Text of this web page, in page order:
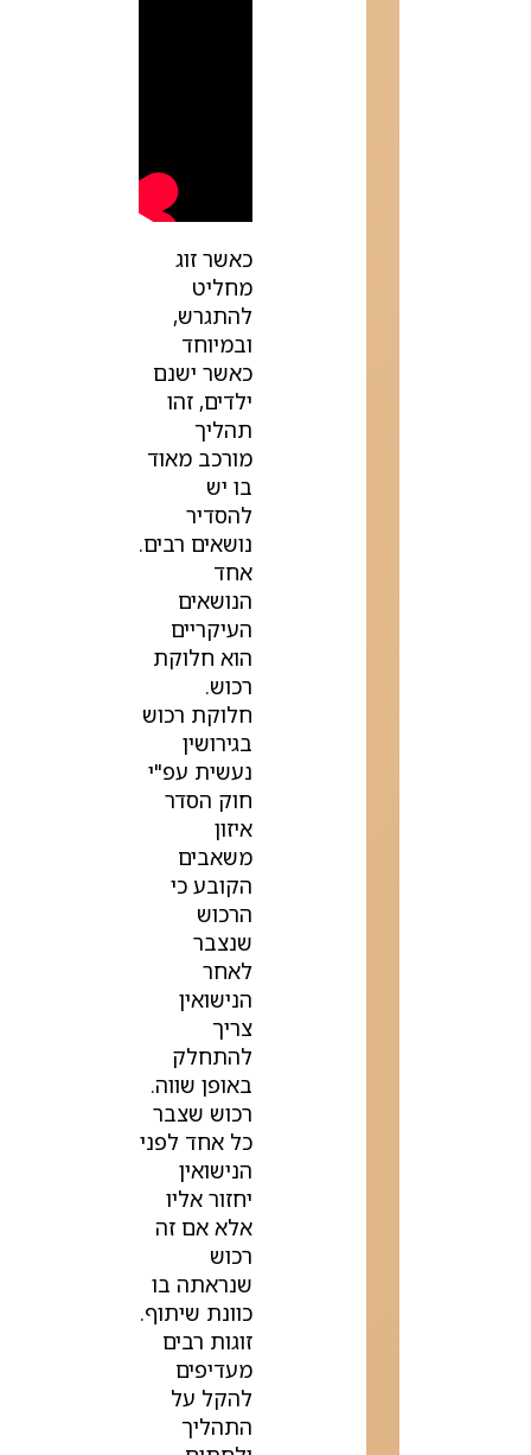
כאשר זוג
מחליט
להתגרש,
ובמיוחד
כאשר ישנם
ילדים, זהו
תהליך
מורכב מאוד
בו יש
להסדיר
נושאים רבים.
אחד
הנושאים
העיקריים
הוא חלוקת
רכוש.
חלוקת רכוש
בגירושין
נעשית עפ"י
חוק הסדר
איזון
משאבים
הקובע כי
הרכוש
שנצבר
לאחר
הנישואין
צריך
להתחלק
באופן שווה.
רכוש שצבר
כל אחד לפני
הנישואין
יחזור אליו
אלא אם זה
רכוש
שנראתה בו
כוונת שיתוף.
זוגות רבים
מעדיפים
להקל על
התהליך